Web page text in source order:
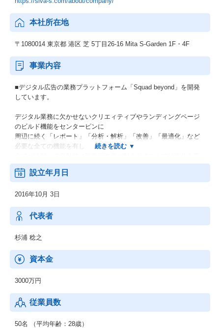
本社所在地
〒1080014 東京都 港区 芝 5丁目26-16 Mita S-Garden 1F・4F
事業内容
■デジタル広告の業務プラットフォーム「Squad beyond」を開発
しています。
デジタル業務に欠かせないクリエィティブやランディングページ
のビルド機能をセンターピンに
周辺に続く「レポート」「分析・解析」「改善」「最適化」など
必要な全ての機能を有し
現するプラットフォームです。
現ユーザー全体で、数百社・数千人のユーザーがSquad beyondの
・100万ページ超のランディングページ制作
・100万ページ分のABテスト、最適化、PDCA、レポーティング
・100万件超のコンバージョン
を行っています。
設立年月日
2016年10月 3日
代表者
杉浦 稔之
資本金
3000万円
従業員数
50名 （平均年齢：28歳）